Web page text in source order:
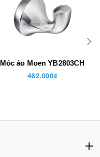
Móc áo Moen YB2803CH
462.000₫